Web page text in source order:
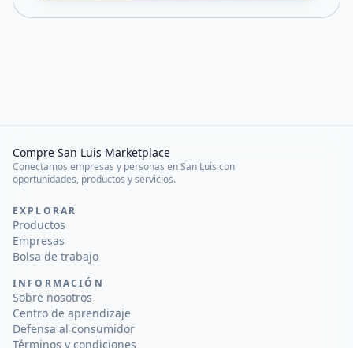
Compre San Luis Marketplace
Conectamos empresas y personas en San Luis con
oportunidades, productos y servicios.
EXPLORAR
Productos
Empresas
Bolsa de trabajo
INFORMACIÓN
Sobre nosotros
Centro de aprendizaje
Defensa al consumidor
Términos y condiciones